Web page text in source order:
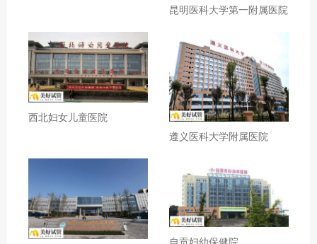
昆明医科大学第一附属医院
西北妇女儿童医院
遵义医科大学附属医院